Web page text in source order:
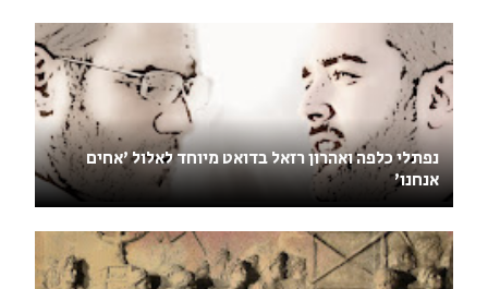
נפתלי כלפה ואהרון רזאל בדואט מיוחד לאלול 'אחים
אנחנו'